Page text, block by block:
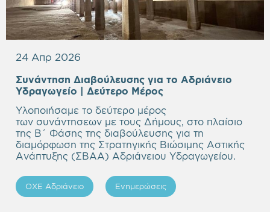
24 Απρ 2026
Συνάντηση Διαβούλευσης για το Αδριάνειο
Υδραγωγείο
| Δεύτερο Μέρος
Υλοποιήσαμε το δεύτερο μέρος
των συνάντησεων με τους Δήμους, στο πλαίσιο
της Β΄ Φάσης της διαβούλευσης για τη
διαμόρφωση της Στρατηγικής Βιώσιμης Αστικής
Ανάπτυξης (ΣΒΑΑ) Αδριάνειου Υδραγωγείου.
ΟΧΕ Αδριάνειο Ενημερώσεις